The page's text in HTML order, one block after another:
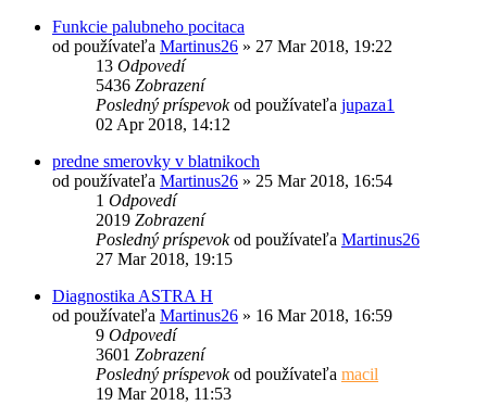
Funkcie palubneho pocitaca
od používateľa Martinus26 » 27 Mar 2018, 19:22
13 Odpovedí
5436 Zobrazení
Posledný príspevokod používateľa jupaza1
02 Apr 2018, 14:12
predne smerovky v blatnikoch
od používateľa Martinus26 » 25 Mar 2018, 16:54
1 Odpovedí
2019 Zobrazení
Posledný príspevokod používateľa Martinus26
27 Mar 2018, 19:15
Diagnostika ASTRA H
od používateľa Martinus26 » 16 Mar 2018, 16:59
9 Odpovedí
3601 Zobrazení
Posledný príspevokod používateľa macil
19 Mar 2018, 11:53